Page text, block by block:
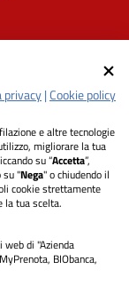
privacy|Cookie policy
e altre tecnologie
migliorare la tua
su “Accetta”,
su "Nega" o chiudendo il
cookie strettamente
la tua scelta.
di "Azienda
BIObanca,